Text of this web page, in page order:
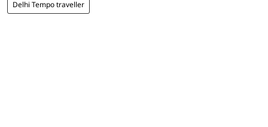
Delhi Tempo traveller